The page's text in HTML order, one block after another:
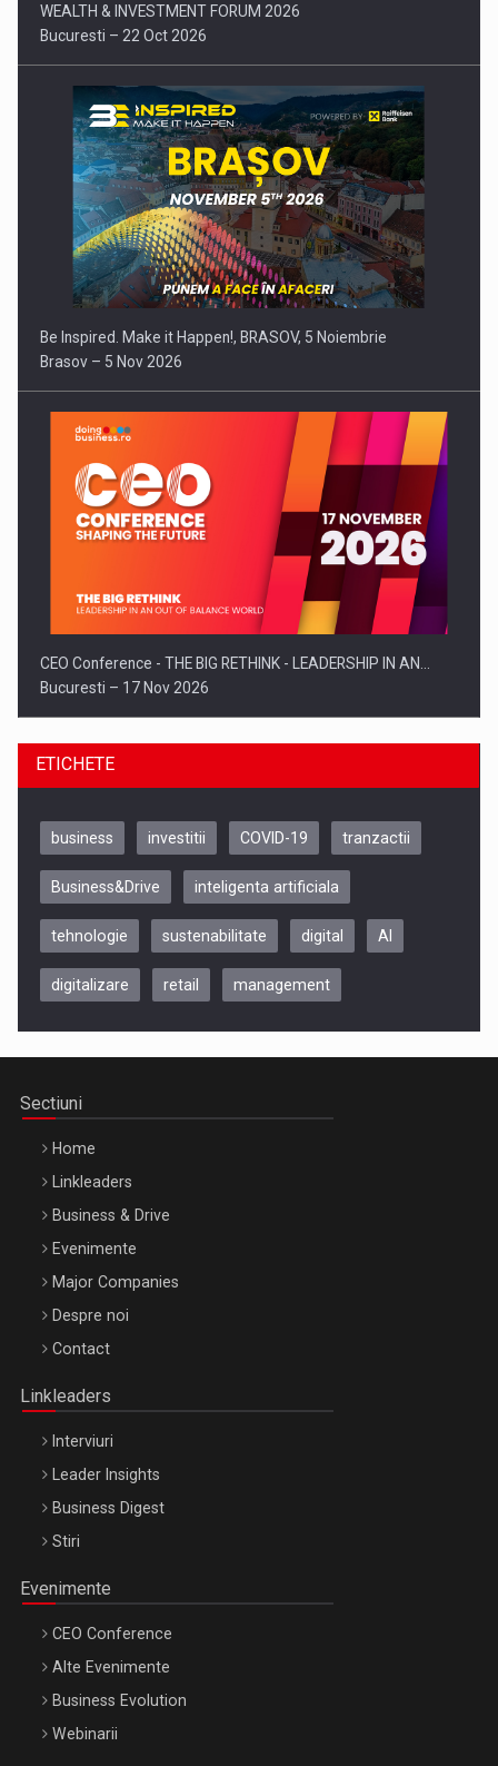
WEALTH & INVESTMENT FORUM 2026
Bucuresti – 22 Oct 2026
Be Inspired. Make it Happen!, BRASOV, 5 Noiembrie
Brasov – 5 Nov 2026
CEO Conference - THE BIG RETHINK - LEADERSHIP IN AN…
Bucuresti – 17 Nov 2026
Be Inspired. Make it Happen!, CLUJ, 9 Decembrie
Be Inspired. Make it Happen!, ARTEMIS LETO, ORADEA, 8
Octombrie
ETICHETE
business investitii COVID-19 tranzactii
Business&Drive inteligenta artificiala
tehnologie sustenabilitate digital AI
digitalizare retail management
Sectiuni
Home
Linkleaders
Business & Drive
Evenimente
Major Companies
Despre noi
Contact
Linkleaders
Interviuri
Leader Insights
Business Digest
Stiri
Evenimente
CEO Conference
Alte Evenimente
Business Evolution
Webinarii